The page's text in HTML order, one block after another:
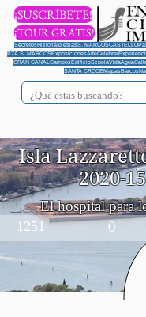
¡SUSCRÍBETE!
¡TOUR GRATIS!
SecretosHistoriaIglesiasS. MARCOSCASTELLO
PZA S. MARCOSExposicionesArteCelebrar
GRAN CANAL CamposEdificioScuolaVidaAgua
SANTA CROCEMapasBarcos
1251 0
Isla
2020-
El hospital para